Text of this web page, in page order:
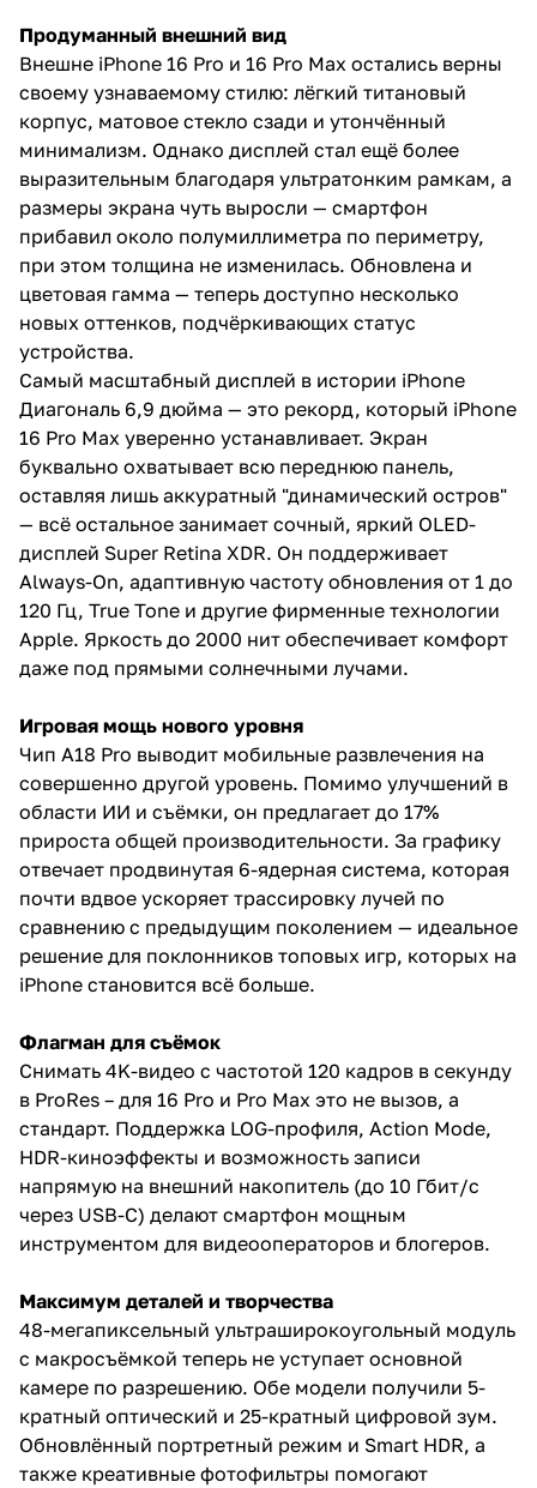
Продуманный внешний вид
Внешне iPhone 16 Pro и 16 Pro Max остались верны
своему узнаваемому стилю: лёгкий титановый
корпус, матовое стекло сзади и утончённый
минимализм. Однако дисплей стал ещё более
выразительным благодаря ультратонким рамкам, а
размеры экрана чуть выросли — смартфон
прибавил около полумиллиметра по периметру,
при этом толщина не изменилась. Обновлена и
цветовая гамма — теперь доступно несколько
новых оттенков, подчёркивающих статус
устройства.
Самый масштабный дисплей в истории iPhone
Диагональ 6,9 дюйма — это рекорд, который iPhone
16 Pro Max уверенно устанавливает. Экран
буквально охватывает всю переднюю панель,
оставляя лишь аккуратный "динамический остров"
— всё остальное занимает сочный, яркий OLED-
дисплей Super Retina XDR. Он поддерживает
Always-On, адаптивную частоту обновления от 1 до
120 Гц, True Tone и другие фирменные технологии
Apple. Яркость до 2000 нит обеспечивает комфорт
даже под прямыми солнечными лучами.
Игровая мощь нового уровня
Чип A18 Pro выводит мобильные развлечения на
совершенно другой уровень. Помимо улучшений в
области ИИ и съёмки, он предлагает до 17%
прироста общей производительности. За графику
отвечает продвинутая 6-ядерная система, которая
почти вдвое ускоряет трассировку лучей по
сравнению с предыдущим поколением — идеальное
решение для поклонников топовых игр, которых на
iPhone становится всё больше.
Флагман для съёмок
Снимать 4K-видео с частотой 120 кадров в секунду
в ProRes – для 16 Pro и Pro Max это не вызов, а
стандарт. Поддержка LOG-профиля, Action Mode,
HDR-киноэффекты и возможность записи
напрямую на внешний накопитель (до 10 Гбит/с
через USB-C) делают смартфон мощным
инструментом для видеооператоров и блогеров.
Максимум деталей и творчества
48-мегапиксельный ультраширокоугольный модуль
с макросъёмкой теперь не уступает основной
камере по разрешению. Обе модели получили 5-
кратный оптический и 25-кратный цифровой зум.
Обновлённый портретный режим и Smart HDR, а
также креативные фотофильтры помогают